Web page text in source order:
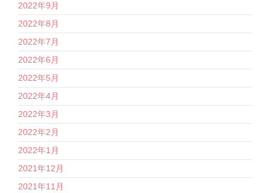
2022年9月
2022年8月
2022年7月
2022年6月
2022年5月
2022年4月
2022年3月
2022年2月
2022年1月
2021年12月
2021年11月